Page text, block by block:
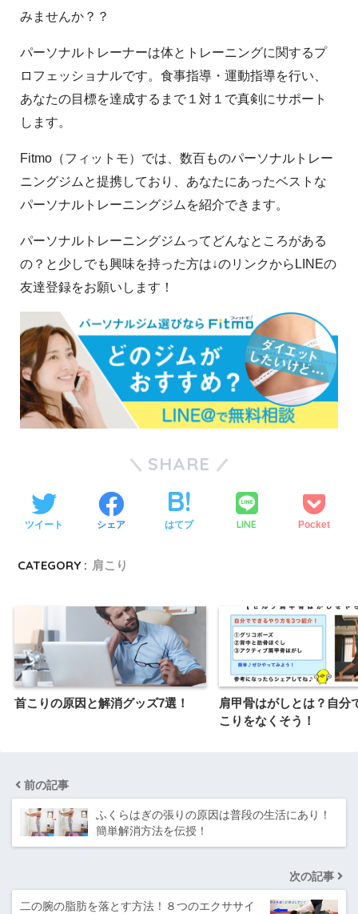
みませんか？？
パーソナルトレーナーは体とトレーニングに関するプ
ロフェッショナルです。食事指導・運動指導を行い、
あなたの目標を達成するまで１対１で真剣にサポート
します。
Fitmo（フィットモ）では、数百ものパーソナルトレー
ニングジムと提携しており、あなたにあったベストな
パーソナルトレーニングジムを紹介できます。
パーソナルトレーニングジムってどんなところがある
の？と少しでも興味を持った方は↓のリンクからLINEの
友達登録をお願いします！
SHARE
ツイート シェア はてブ LINE Pocket
CATEGORY : 肩こり
首こりの原因と解消グッズ7選！
肩甲骨はがしとは？自分
こりをなくそう！
前の記事
ふくらはぎの張りの原因は普段の生活にあり！
簡単解消方法を伝授！
次の記事
二の腕の脂肪を落とす方法！８つのエクササイ